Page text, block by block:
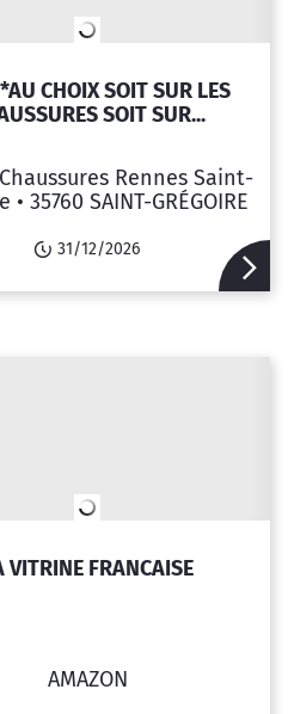
CHOIX SOIT SUR LES
SOIT SUR...
Rennes Saint-
• 35760 SAINT-GRÉGOIRE
31/12/2026
VITRINE FRANCAISE
AMAZON